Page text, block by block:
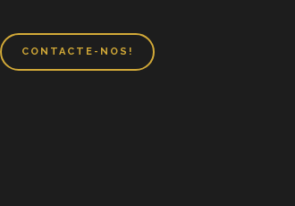
CONTACTE-NOS!